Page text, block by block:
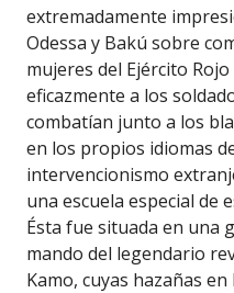
extremadamente
Odessa y Bakú sobre
mujeres del Ejército
eficazmente a los
combatían junto a los
en los propios idiomas
intervencionismo
una escuela especial de
Ésta fue situada en una
mando del legendario
Kamo, cuyas hazañas